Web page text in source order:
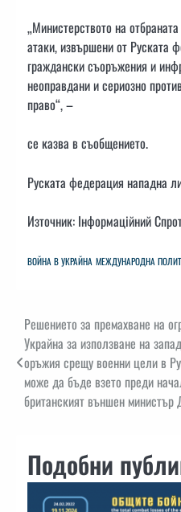
„Министерството на
атаки, извършени от Руската
граждански съоръжения и
неоправдани и сериозно
право“, –
се казва в съобщението.
Руската федерация нападна
Източник: Інформаційний
ВОЙНА В УКРАЙНА МЕЖДУНАРОДНА
Навигация
Решението за премахване на
Украйна за използване на
оръжия срещу военни цели в
може да бъде взето преди
британският външен
Подобни